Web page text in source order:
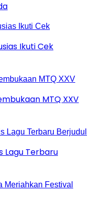
Ikuti Cek
MTQ XXV
Lagu Terbaru